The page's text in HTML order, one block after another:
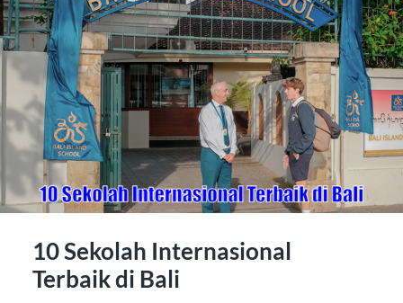
10 Sekolah Internasional
Terbaik di Bali